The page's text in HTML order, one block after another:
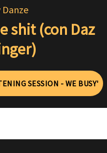
shit (con Daz
SESSION - WE BUSY'